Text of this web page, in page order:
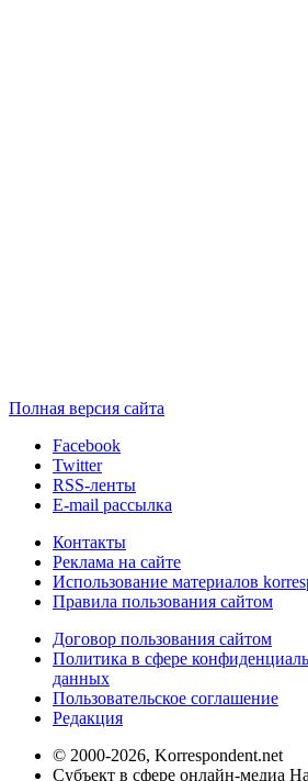
Полная версия сайта
Facebook
Twitter
RSS-ленты
E-mail рассылка
Контакты
Реклама на сайте
Использование материалов
Правила пользования сайтом
Договор пользования сайтом
Политика в сфере
данных
Пользовательское соглашение
Редакция
© 2000-2026, Korrespondent.net
Субъект в сфере онлайн-медиа